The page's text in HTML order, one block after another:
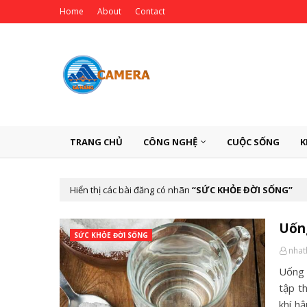
Home About Contact
TRANG CHỦ CÔNG NGHỆ CUỘC SỐNG
Hiển thị các bài đăng có nhãn SỨC KHỎE ĐỜI SỐNG
SỨC KHỎE ĐỜI SỐNG
tập
khí